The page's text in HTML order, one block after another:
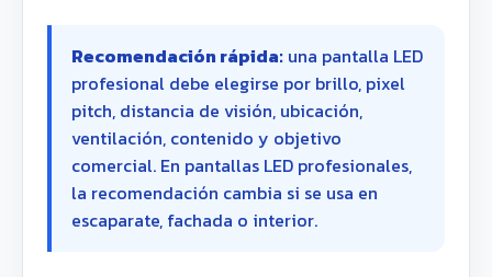
Recomendación rápida: una pantalla LED
profesional debe elegirse por brillo, pixel
pitch, distancia de visión, ubicación,
ventilación, contenido y objetivo
comercial. En pantallas LED profesionales,
la recomendación cambia si se usa en
escaparate, fachada o interior.